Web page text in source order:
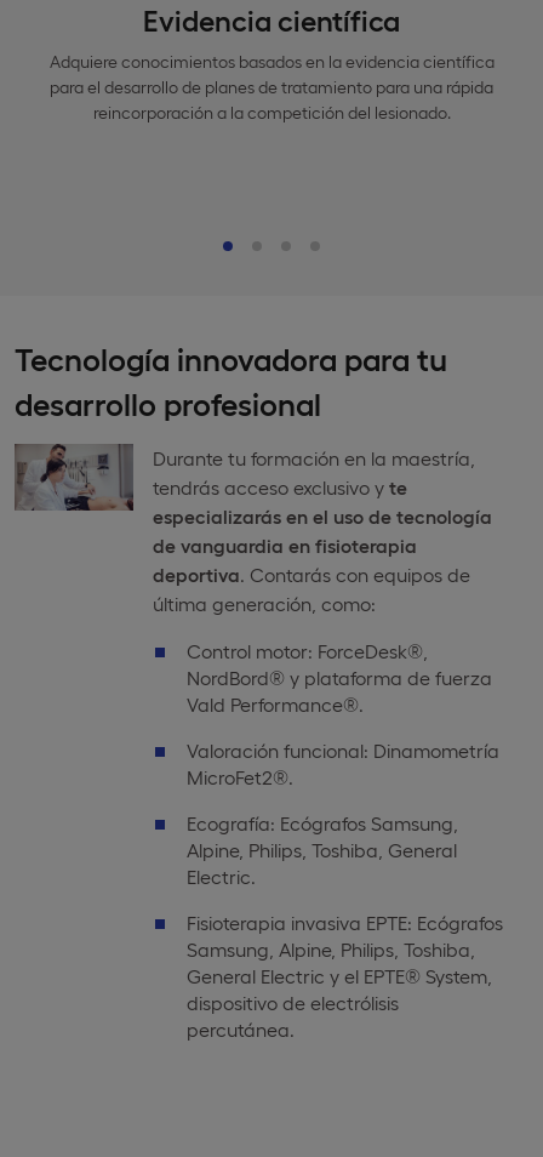
Evidencia científica
Adquiere conocimientos basados en la evidencia científica
para el desarrollo de planes de tratamiento para una rápida
reincorporación a la competición del lesionado.
Tecnología innovadora para tu
desarrollo profesional
Durante tu formación en la maestría,
tendrás acceso exclusivo yte
especializarás en el uso de tecnología
de vanguardia en fisioterapia
deportiva. Contarás con equipos de
última generación, como:
Control motor: ForceDesk®,
NordBord® y plataforma de fuerza
Vald Performance®.
Valoración funcional: Dinamometría
MicroFet2®.
Ecografía: Ecógrafos Samsung,
Alpine, Philips, Toshiba, General
Electric.
Fisioterapia invasiva EPTE: Ecógrafos
Samsung, Alpine, Philips, Toshiba,
General Electric y el EPTE® System,
dispositivo de electrólisis
percutánea.